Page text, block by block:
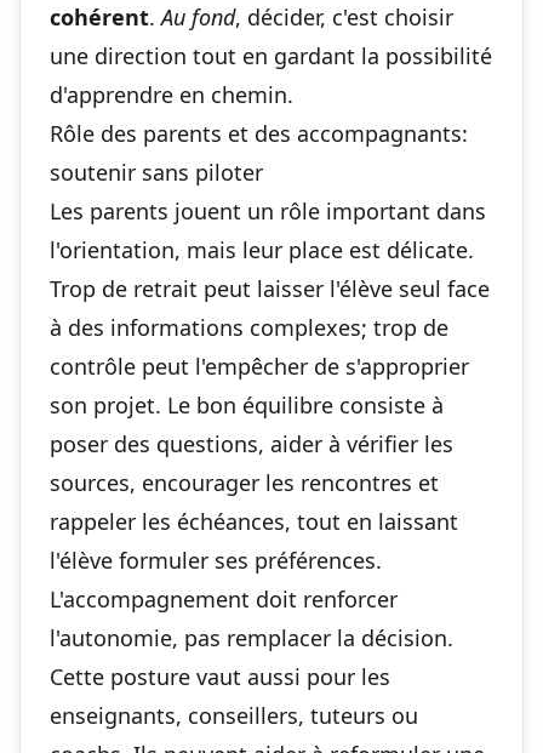
cohérent.Au fond, décider, c'est choisir
une direction tout en gardant la possibilité
d'apprendre en chemin.
Rôle des parents et des accompagnants:
soutenir sans piloter
Les parents jouent un rôle important dans
l'orientation, mais leur place est délicate.
Trop de retrait peut laisser l'élève seul face
à des informations complexes; trop de
contrôle peut l'empêcher de s'approprier
son projet. Le bon équilibre consiste à
poser des questions, aider à vérifier les
sources, encourager les rencontres et
rappeler les échéances, tout en laissant
l'élève formuler ses préférences.
L'accompagnement doit renforcer
l'autonomie, pas remplacer la décision.
Cette posture vaut aussi pour les
enseignants, conseillers, tuteurs ou